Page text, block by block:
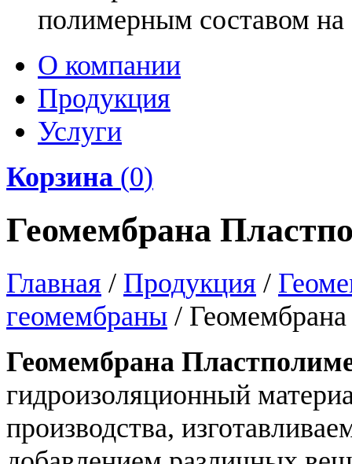
полимерным составом на
О компании
Продукция
Услуги
Корзина (0)
Геомембрана
Главная / Продукция /
геомембраны /
Геомембрана
гидроизоляционный
производства,